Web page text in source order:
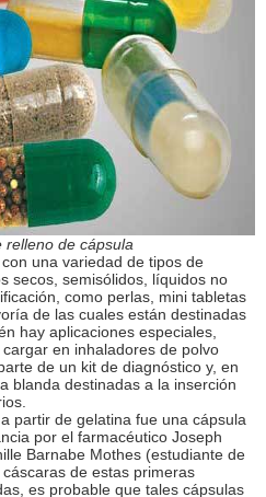
relleno de cápsula
una variedad de tipos de
secos, semisólidos, líquidos no
como perlas, mini tabletas
de las cuales están destinadas
hay aplicaciones especiales,
en inhaladores de polvo
de un kit de diagnóstico y, en
blanda destinadas a la inserción
partir de gelatina fue una cápsula
por el farmacéutico Joseph
Barnabe Mothes (estudiante de
de estas primeras
es probable que tales cápsulas